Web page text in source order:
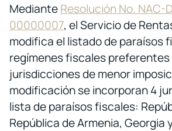
MedianteResolución No. NAC-
00000007, el Servicio de
modifica el listado de paraísos
regímenes fiscales preferentes
jurisdicciones de menor
modificación se incorporan 4
lista de paraísos fiscales:
República de Armenia, Georgia